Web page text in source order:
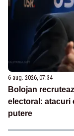
6 aug. 2026, 07:34
Bolojan
electoral: atacuri
putere